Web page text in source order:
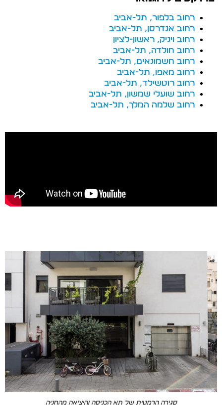
רחוב בלפור, תל-אביב
רחוב אנדרסן, תל-אביב
רחוב ויניק, ראשון-לציון
רחוב חולדה, תל-אביב
רחוב חשמונאים, תל-אביב
רחוב מאפו, תל-אביב
רחוב רוטשילד, תל-אביב
רחוב שועלי שמשון, תל-אביב
רחוב שלמה המלך, תל-אביב
סגירה הרמטית של תא הכניסה והיציאה מהחניה